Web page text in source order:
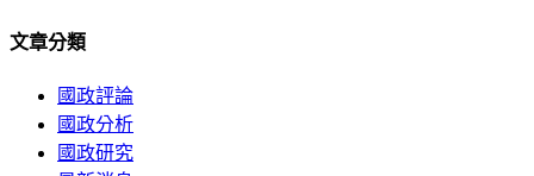
文章分類
國政評論
國政分析
國政研究